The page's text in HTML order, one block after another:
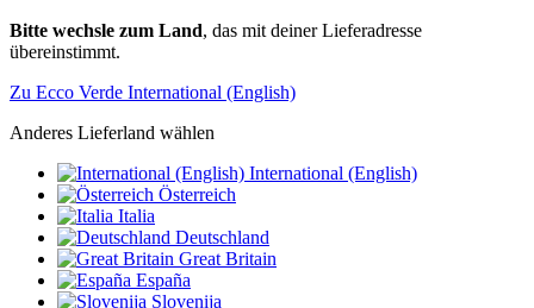
Bitte wechsle zum Land, das mit deiner Lieferadresse
übereinstimmt.
Zu Ecco Verde International (English)
Anderes Lieferland wählen
International (English)
Österreich
Italia
Deutschland
Great Britain
España
Slovenija